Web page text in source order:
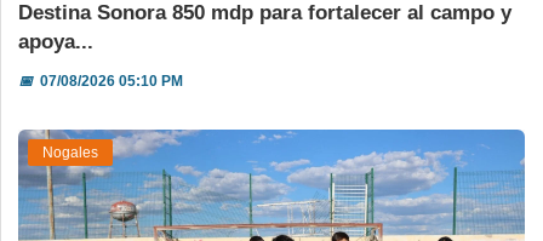
Destina Sonora 850 mdp para fortalecer al campo y
apoya...
📅07/08/2026 05:10 PM
Nogales